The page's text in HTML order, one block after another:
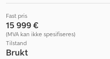
Fast pris
15 999 €
(MVA kan ikke spesifiseres)
Tilstand
Brukt